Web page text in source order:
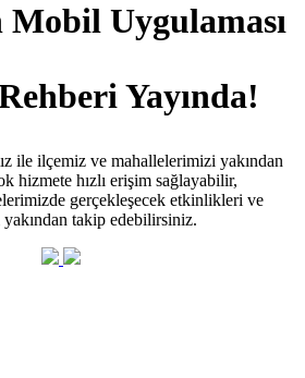
Uygulaması
Yayında!
ile ilçemiz ve mahallelerimizi yakından
hizmete hızlı erişim sağlayabilir,
gerçekleşecek etkinlikleri ve
takip edebilirsiniz.